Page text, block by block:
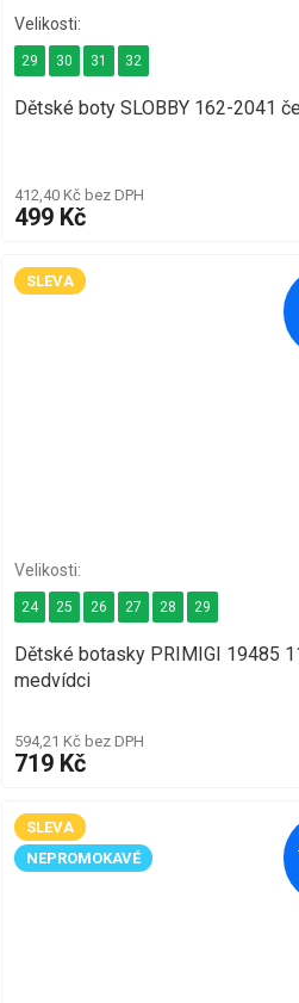
Dětské boty SLOBBY 162-2041
412,40 Kč bez DPH
499 Kč
29 30 31 32
SLEVA
Dětské botasky PRIMIGI 19485
medvídci
594,21 Kč bez DPH
719 Kč
24 25 26 27 28 29
SLEVA
NEPROMOKAVÉ